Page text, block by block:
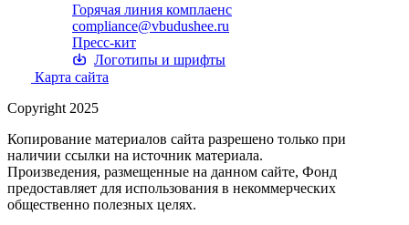
Горячая линия комплаенс
compliance@vbudushee.ru
Пресс-кит
Логотипы и шрифты
Карта сайта
Copyright 2025
Копирование материалов сайта разрешено только при
наличии ссылки на источник материала.
Произведения, размещенные на данном сайте, Фонд
предоставляет для использования в некоммерческих
общественно полезных целях.